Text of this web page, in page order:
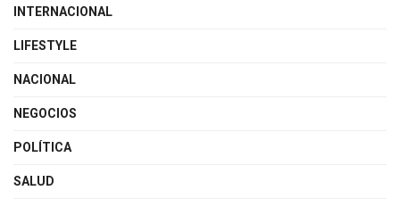
INTERNACIONAL
LIFESTYLE
NACIONAL
NEGOCIOS
POLÍTICA
SALUD